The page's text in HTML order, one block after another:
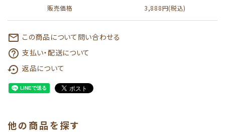
販売価格 3,888円(税込)
mail_outline この商品について問い合わせる
help_outline 支払い・配送について
settings_backup_restore 返品について
他の商品を探す